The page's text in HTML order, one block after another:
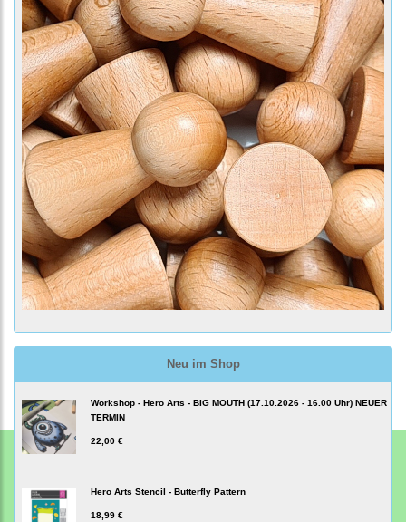
Neu im Shop
Workshop - Hero Arts - BIG MOUTH (17.10.2026 - 16.00 Uhr) NEUER
TERMIN
22,00 €
Hero Arts Stencil - Butterfly Pattern
18,99 €